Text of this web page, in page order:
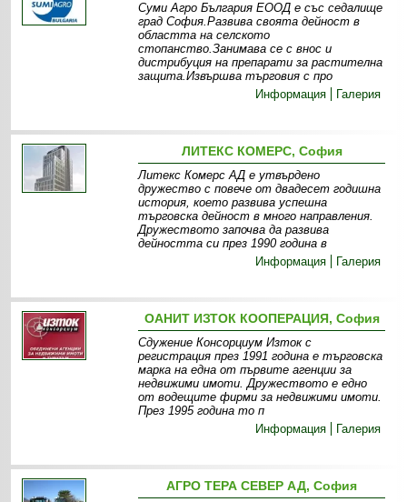
Суми Агро България ЕООД е със седалище
град София.Развива своята дейност в
областта на селското
стопанство.Занимава се с внос и
дистрибуция на препарати за растителна
защита.Извършва търговия с про
Информация
Галерия
ЛИТЕКС КОМЕРС, София
Литекс Комерс АД е утвърдено
дружество с повече от двадесет годишна
история, което развива успешна
търговска дейност в много направления.
Дружеството започва да развива
дейността си през 1990 година в
Информация
Галерия
ОАНИТ ИЗТОК КООПЕРАЦИЯ, София
Сдужение Консорциум Изток с
регистрация през 1991 година е търговска
марка на една от първите агенции за
недвижими имоти. Дружеството е едно
от водещите фирми за недвижими имоти.
През 1995 година то п
Информация
Галерия
АГРО ТЕРА СЕВЕР АД, София